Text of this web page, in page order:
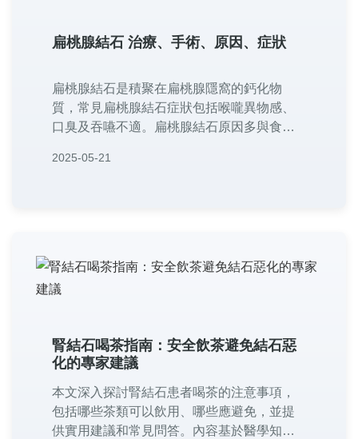
扁桃腺結石 治療、手術、原因、症狀
扁桃腺結石是積聚在扁桃腺隱窩的鈣化物
質，常見‌扁桃腺結石症狀‌包括喉嚨異物感、
口臭及吞嚥不適。‌扁桃腺結石原因‌多與食物
輕微者可透過漱口或棉棒進行‌扁桃腺結石治
2025-05-21
腎結石喝茶指南：安全飲茶避免結石惡
化的專家建議
本文深入探討腎結石患者喝茶的注意事項，
包括哪些茶類可以飲用、哪些應避免，並提
供實用建議和常見問答。內容基於醫學知識